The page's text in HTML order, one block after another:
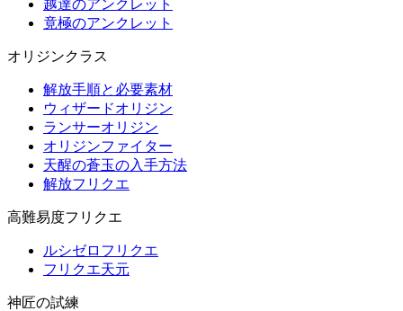
越達のアンクレット
竟極のアンクレット
オリジンクラス
解放手順と必要素材
ウィザードオリジン
ランサーオリジン
オリジンファイター
天醒の蒼玉の入手方法
解放フリクエ
高難易度フリクエ
ルシゼロフリクエ
フリクエ天元
神匠の試練